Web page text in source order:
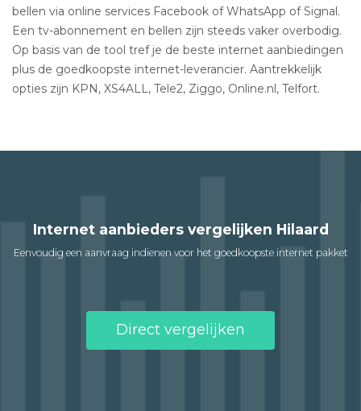
bellen via online services Facebook of WhatsApp of Signal.
Een tv-abonnement en bellen zijn steeds vaker overbodig.
Op basis van de tool tref je de beste internet aanbiedingen
plus de goedkoopste internet-leverancier. Aantrekkelijk
opties zijn KPN, XS4ALL, Tele2, Ziggo, Online.nl, Telfort.
Internet aanbieders vergelijken Hilaard
Eenvoudig een aanvraag indienen voor het goedkoopste internet pakket
Direct vergelijken